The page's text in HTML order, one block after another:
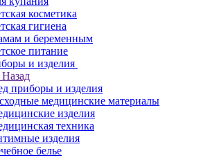
косметика
гигиена
и беременным
питание
и изделия
Назад
приборы и изделия
медицинские материалы
изделия
техника
изделия
белье